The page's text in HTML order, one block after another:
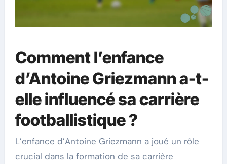
Comment l’enfance
d’Antoine Griezmann a-t-
elle influencé sa carrière
footballistique ?
L’enfance d’Antoine Griezmann a joué un rôle
crucial dans la formation de sa carrière